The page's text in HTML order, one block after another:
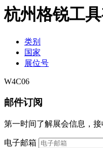
杭州格锐工
类别
国家
展位号
W4C06
邮件订阅
第一时间了解展会信息，接
电子邮箱